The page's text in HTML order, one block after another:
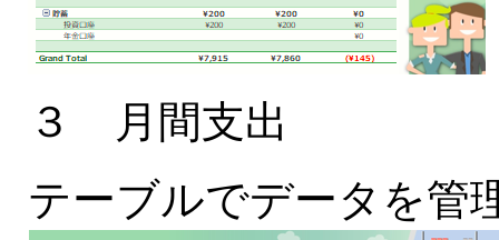
３ 月間支出
テーブルでデータを管